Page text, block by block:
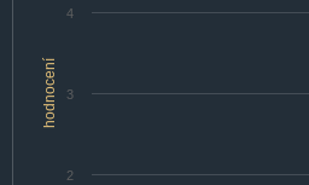
hodnocení
2
3
4